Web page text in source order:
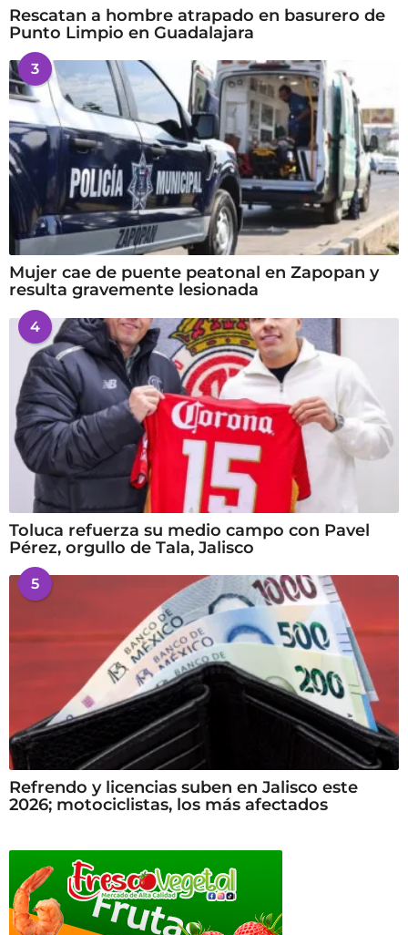
Rescatan a hombre atrapado en basurero de
Punto Limpio en Guadalajara
3
Mujer cae de puente peatonal en Zapopan y
resulta gravemente lesionada
4
Toluca refuerza su medio campo con Pavel
Pérez, orgullo de Tala, Jalisco
5
Refrendo y licencias suben en Jalisco este
2026; motociclistas, los más afectados